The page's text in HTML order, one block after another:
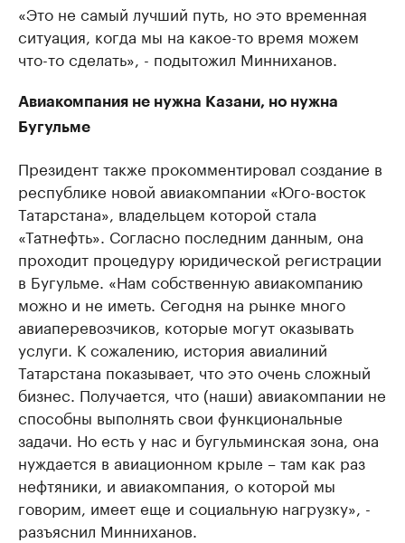
«Это не самый лучший путь, но это временная
ситуация, когда мы на какое-то время можем
что-то сделать», - подытожил Минниханов.
Авиакомпания не нужна Казани, но нужна
Бугульме
Президент также прокомментировал создание в
республике новой авиакомпании «Юго-восток
Татарстана», владельцем которой стала
«Татнефть». Согласно последним данным, она
проходит процедуру юридической регистрации
в Бугульме. «Нам собственную авиакомпанию
можно и не иметь. Сегодня на рынке много
авиаперевозчиков, которые могут оказывать
услуги. К сожалению, история авиалиний
Татарстана показывает, что это очень сложный
бизнес. Получается, что (наши) авиакомпании не
способны выполнять свои функциональные
задачи. Но есть у нас и бугульминская зона, она
нуждается в авиационном крыле – там как раз
нефтяники, и авиакомпания, о которой мы
говорим, имеет еще и социальную нагрузку», -
разъяснил Минниханов.